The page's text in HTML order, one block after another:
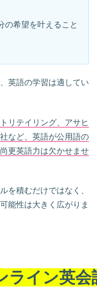
の希望を叶えること
英語の学習は適してい
リテイリング、アサヒ
など、英語が公用語の
更英語力は欠かせませ
を積むだけではなく、
能性は大きく広がりま
ライン英会